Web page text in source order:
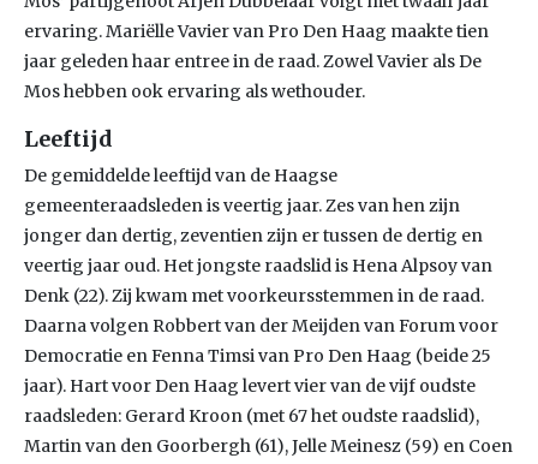
ervaring. Mariëlle Vavier van Pro Den Haag maakte tien
jaar geleden haar entree in de raad. Zowel Vavier als De
Mos hebben ook ervaring als wethouder.
Leeftijd
De gemiddelde leeftijd van de Haagse
gemeenteraadsleden is veertig jaar. Zes van hen zijn
jonger dan dertig, zeventien zijn er tussen de dertig en
veertig jaar oud. Het jongste raadslid is Hena Alpsoy van
Denk (22). Zij kwam met voorkeursstemmen in de raad.
Daarna volgen Robbert van der Meijden van Forum voor
Democratie en Fenna Timsi van Pro Den Haag (beide 25
jaar). Hart voor Den Haag levert vier van de vijf oudste
raadsleden: Gerard Kroon (met 67 het oudste raadslid),
Martin van den Goorbergh (61), Jelle Meinesz (59) en Coen